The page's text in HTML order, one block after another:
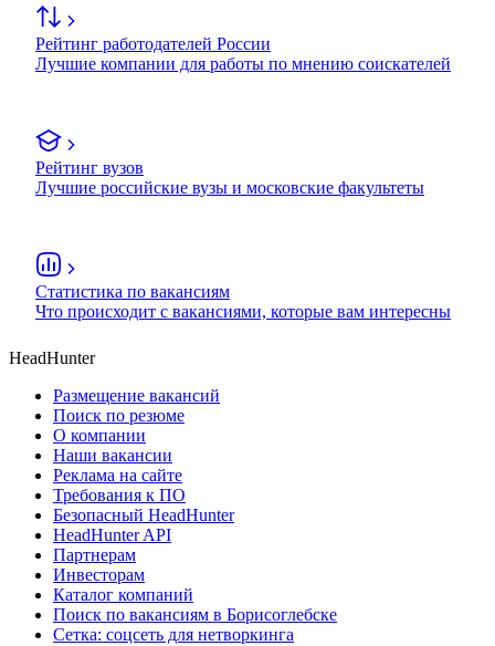
Рейтинг работодателей России
Лучшие компании для работы по мнению соискателей
Рейтинг вузов
Лучшие российские вузы и московские факультеты
Статистика по вакансиям
Что происходит с вакансиями, которые вам интересны
HeadHunter
Размещение вакансий
Поиск по резюме
О компании
Наши вакансии
Реклама на сайте
Требования к ПО
Безопасный HeadHunter
HeadHunter API
Партнерам
Инвесторам
Каталог компаний
Поиск по вакансиям в Борисоглебске
Сетка: соцсеть для нетворкинга